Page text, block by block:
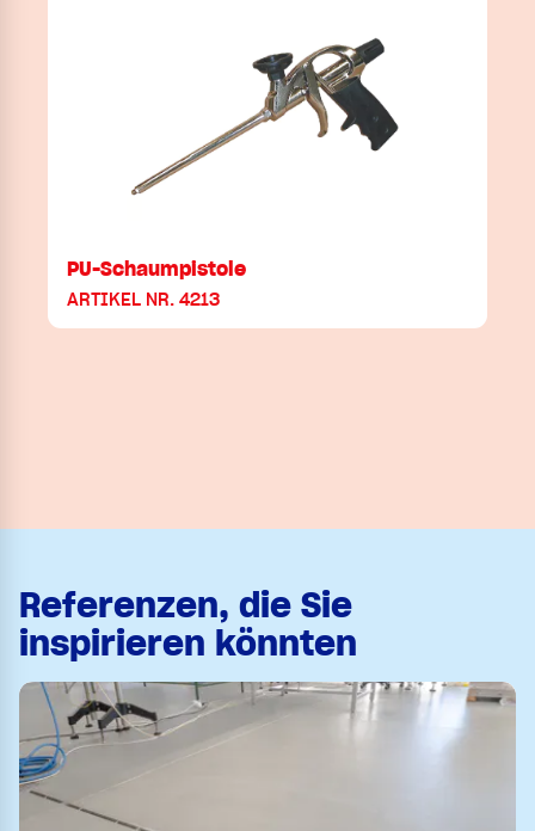
PU-Schaumpistole
ARTIKEL NR. 4213
Referenzen, die Sie
inspirieren könnten